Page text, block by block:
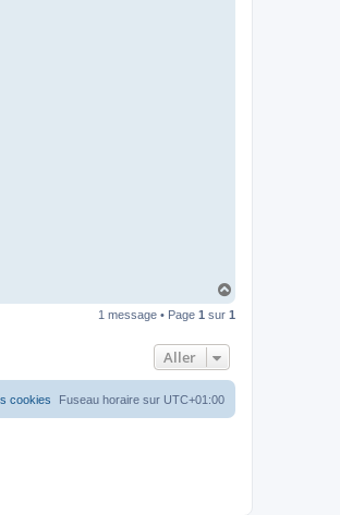
u
1 message • Page 1 sur 1
Aller
Fuseau horaire sur UTC+01:00
cookies